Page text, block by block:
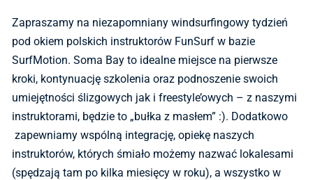
Zapraszamy na niezapomniany windsurfingowy tydzień
pod okiem polskich instruktorów FunSurf w bazie
SurfMotion. Soma Bay to idealne miejsce na pierwsze
kroki, kontynuację szkolenia oraz podnoszenie swoich
umiejętności ślizgowych jak i freestyle’owych – z naszymi
instruktorami, będzie to „bułka z masłem” :). Dodatkowo
zapewniamy wspólną integrację, opiekę naszych
instruktorów, których śmiało możemy nazwać lokalesami
(spędzają tam po kilka miesięcy w roku), a wszystko w